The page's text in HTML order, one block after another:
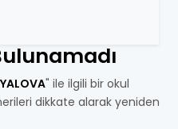
" ile ilgili bir okul
dikkate alarak yeniden